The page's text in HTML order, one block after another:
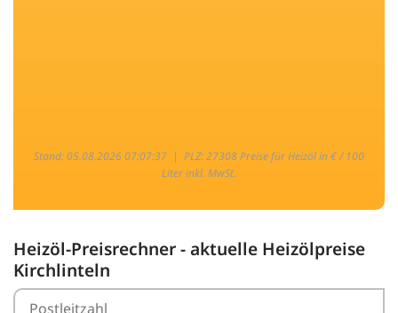
Stand: 05.08.2026 07:07:37 | PLZ: 27308 Preise für Heizöl in € / 100
Liter inkl. MwSt.
Heizöl-Preisrechner - aktuelle Heizölpreise
Kirchlinteln